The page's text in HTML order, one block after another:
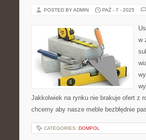
POSTED BY ADMIN PAŹ - 7 - 2025
w
Jakkolwiek na rynku nie brakuje ofert z
chcemy aby nasze meble bezbłędnie
CATEGORIES: DOMPOL